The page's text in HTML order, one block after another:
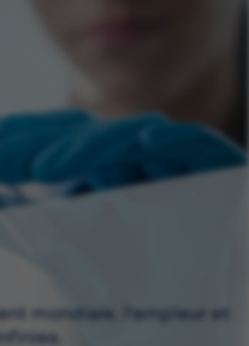
mondiale, l'ampleur et